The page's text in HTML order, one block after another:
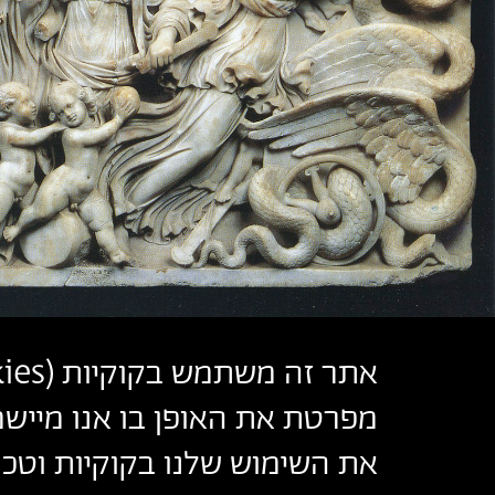
אתר זה משתמש בקוקיות (
מפרטת את האופן בו אנו
את השימוש שלנו בקוקיות